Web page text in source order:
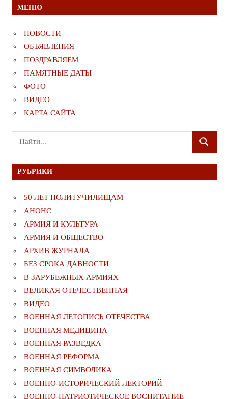
МЕНЮ
НОВОСТИ
ОБЪЯВЛЕНИЯ
ПОЗДРАВЛЯЕМ
ПАМЯТНЫЕ ДАТЫ
ФОТО
ВИДЕО
КАРТА САЙТА
Поиск
для:
ПОИСК
РУБРИКИ
50 ЛЕТ ПОЛИТУЧИЛИЩАМ
АНОНС
АРМИЯ И КУЛЬТУРА
АРМИЯ И ОБЩЕСТВО
АРХИВ ЖУРНАЛА
БЕЗ СРОКА ДАВНОСТИ
В ЗАРУБЕЖНЫХ АРМИЯХ
ВЕЛИКАЯ ОТЕЧЕСТВЕННАЯ
ВИДЕО
ВОЕННАЯ ЛЕТОПИСЬ ОТЕЧЕСТВА
ВОЕННАЯ МЕДИЦИНА
ВОЕННАЯ РАЗВЕДКА
ВОЕННАЯ РЕФОРМА
ВОЕННАЯ СИМВОЛИКА
ВОЕННО-ИСТОРИЧЕСКИЙ ЛЕКТОРИЙ
ВОЕННО-ПАТРИОТИЧЕСКОЕ ВОСПИТАНИЕ